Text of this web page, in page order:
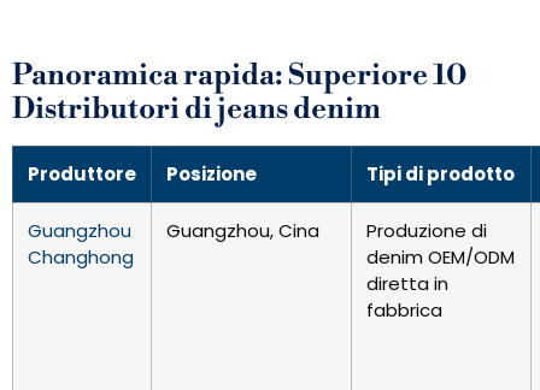
Panoramica rapida: Superiore 10
Distributori di jeans denim
Produttore Posizione Tipi di prodotto
Guangzhou
Changhong
Guangzhou, Cina
Produzione di
denim OEM/ODM
diretta in
fabbrica